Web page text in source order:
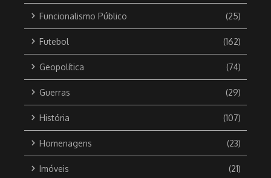
Funcionalismo Público (25)
Futebol (162)
Geopolítica (74)
Guerras (29)
História (107)
Homenagens (23)
Imóveis (21)